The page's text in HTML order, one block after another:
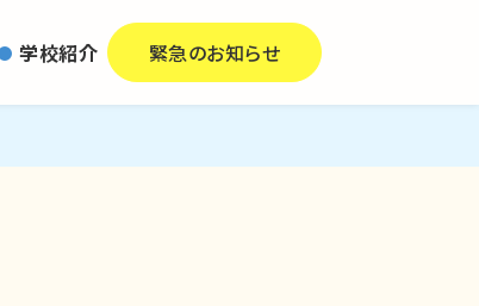
学校紹介 緊急のお知らせ